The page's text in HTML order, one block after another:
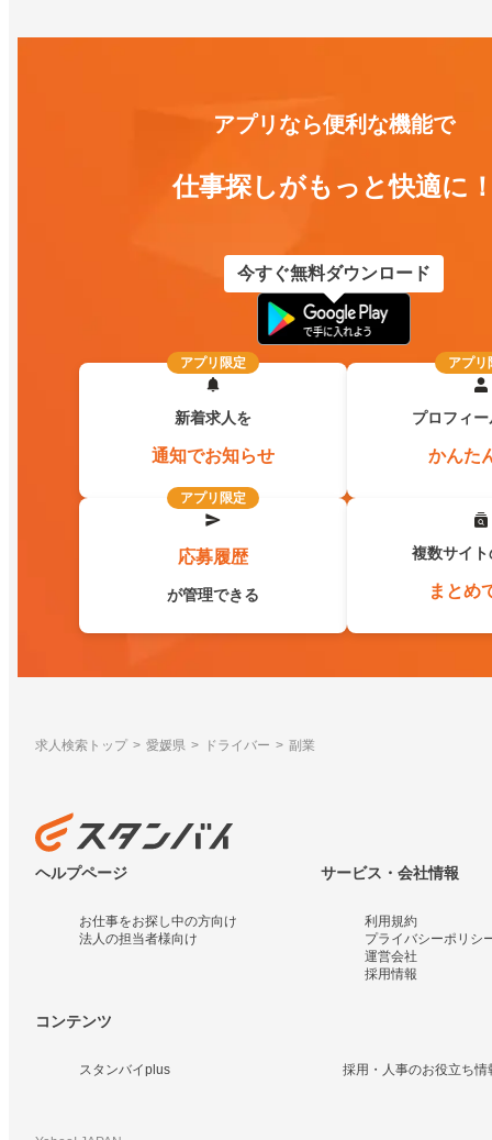
アプリなら便利な機能で
仕事探しがもっと快適に
今すぐ無料ダウンロード
アプリ限定
新着求人を
通知でお知らせ
アプリ
プロフィ
かんた
アプリ限定
応募履歴
が管理できる
複数サイ
まとめ
求人検索トップ 愛媛県 ドライバー 副業
ヘルプページ
お仕事をお探し中の方向け
法人の担当者様向け
サービス・会社情報
利用規約
プライバシーポリシ
運営会社
採用情報
コンテンツ
スタンバイplus 採用・人事のお役立ち情